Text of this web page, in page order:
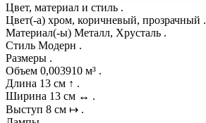
Цвет, материал и стиль .
Цвет(-а) хром, коричневый, прозрачный .
Материал(-ы) Металл, Хрусталь .
Стиль Модерн .
Размеры .
Объем 0,003910 м³ .
Длина 13 см ↑ .
Ширина 13 см ↔ .
Выступ 8 см ↦ .